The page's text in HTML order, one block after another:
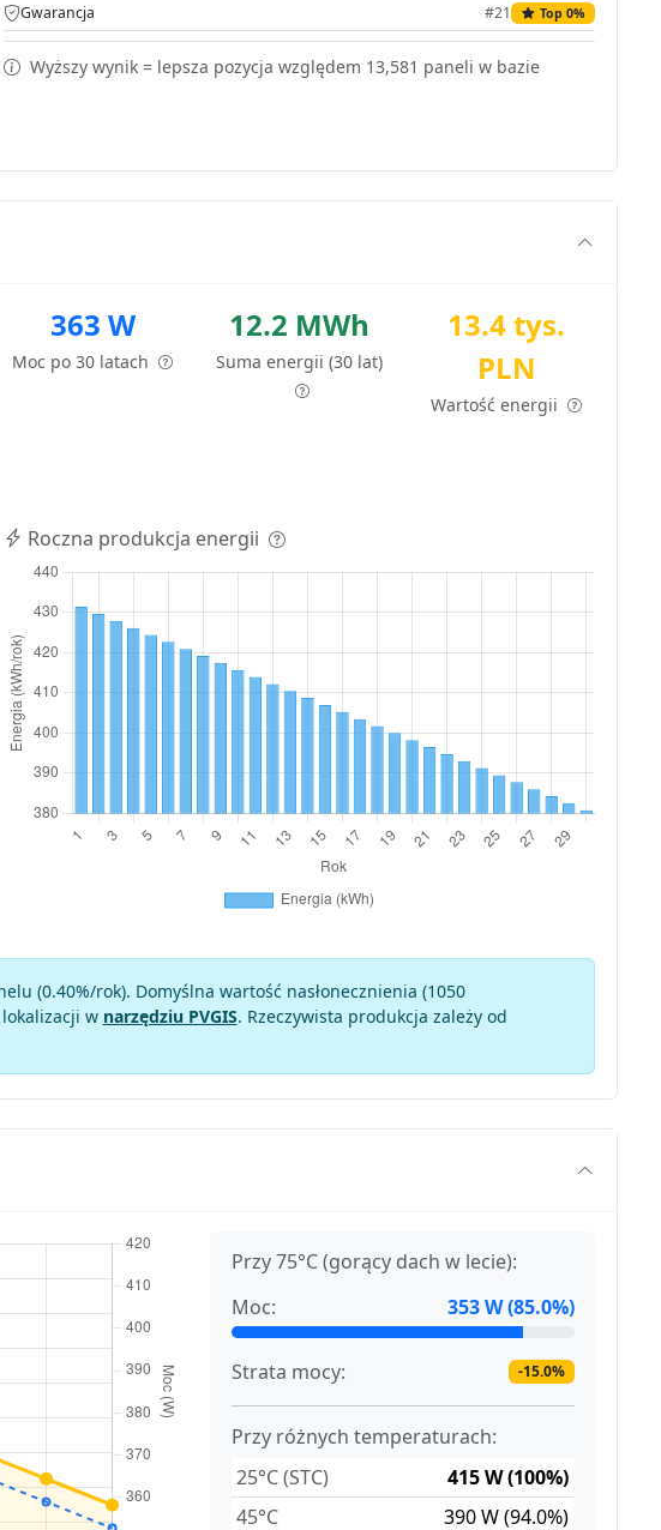
Gwarancja #21 Top 0%
Wyższy wynik = lepsza pozycja względem 13,581 paneli w bazie
363 W
Moc po 30 latach
12.2 MWh
Suma energii (30 lat)
13.4 tys.
PLN
Wartość energii
Roczna produkcja energii
(0.40%/rok). Domyślna wartość nasłonecznienia (1050
w narzędziu PVGIS. Rzeczywista produkcja zależy od
Przy 75°C (gorący dach w lecie):
Moc:
353 W (85.0%)
Strata mocy: -15.0%
Przy różnych temperaturach:
25°C (STC)
415 W (100%)
45°C
390 W (94.0%)